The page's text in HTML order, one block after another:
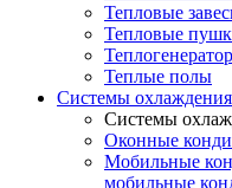
Тепловые
Тепловые
Теплые полы
Системы
Системы
Оконные
Мобильные
мобильные